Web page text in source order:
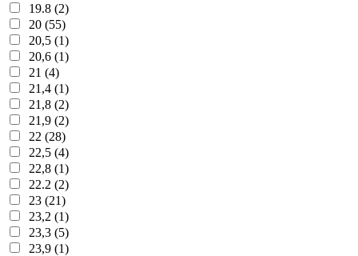
19.8 (2)
20 (55)
20,5 (1)
20,6 (1)
21 (4)
21,4 (1)
21,8 (2)
21,9 (2)
22 (28)
22,5 (4)
22,8 (1)
22.2 (2)
23 (21)
23,2 (1)
23,3 (5)
23,9 (1)